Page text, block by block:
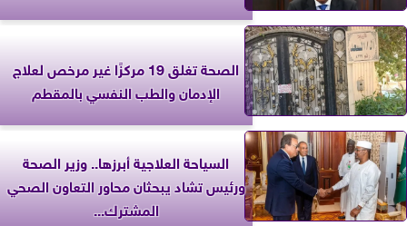
الصحة تغلق 19 مركزًا غير مرخص لعلاج
الإدمان والطب النفسي بالمقطم
السياحة العلاجية أبرزها.. وزير الصحة
ورئيس تشاد يبحثان محاور التعاون الصحي
المشترك...